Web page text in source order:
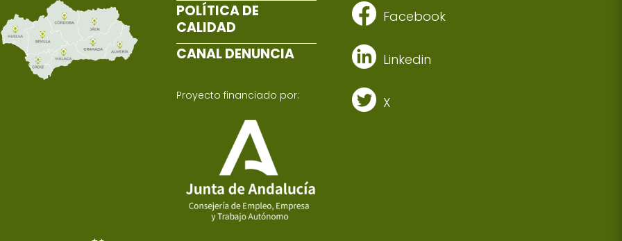
POLÍTICA DE
CALIDAD
CANAL DENUNCIA
Proyecto financiado por:
Facebook
Linkedin
X